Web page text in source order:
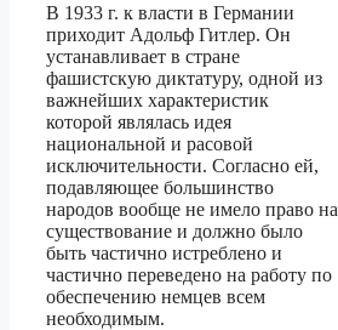
В 1933 г. к власти в Германии
приходит Адольф Гитлер. Он
устанавливает в стране
фашистскую диктатуру, одной из
важнейших характеристик
которой являлась идея
национальной и расовой
исключительности. Согласно ей,
подавляющее большинство
народов вообще не имело право на
существование и должно было
быть частично истреблено и
частично переведено на работу по
обеспечению немцев всем
необходимым.